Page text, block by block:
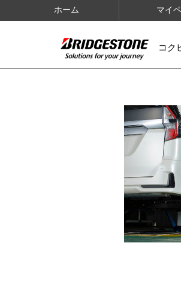
ホーム マイ
コク
IMAGES